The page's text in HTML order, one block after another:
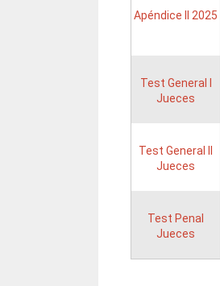
Apéndice II 2025
Test General I
Jueces
Test General II
Jueces
Test Penal
Jueces